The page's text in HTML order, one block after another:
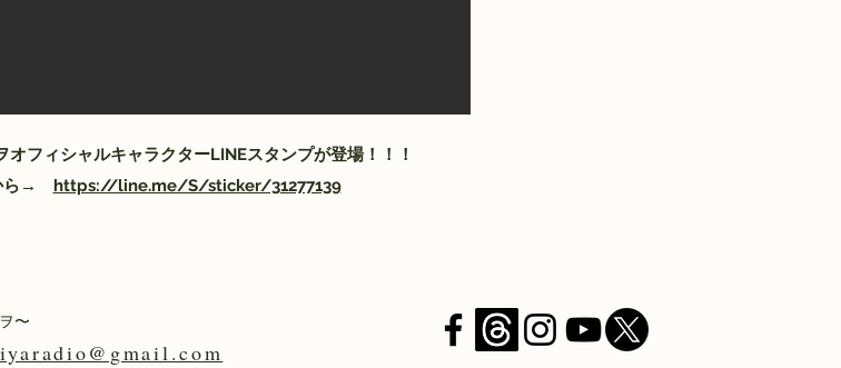
オフィシャルキャラクターLINEスタンプが登場！！！
ら→ https://line.me/S/sticker/31277139
〜